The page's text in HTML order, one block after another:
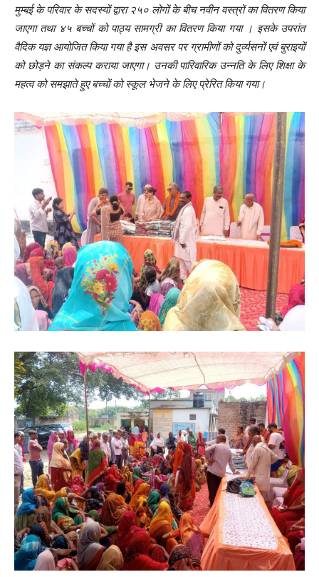
मुम्बई के परिवार के सदस्यों द्वारा २५० लोगों के बीच नवीन वस्त्रों का वितरण किया
जाएगा तथा ४५ बच्चों को पाठ्य सामग्री का वितरण किया गया । इसके उपरांत
वैदिक यज्ञ आयोजित किया गया है इस अवसर पर ग्रामीणों को दुर्व्यसनों एवं बुराइयों
को छोड़ने का संकल्प कराया जाएगा। उनकी पारिवारिक उन्नति के लिए शिक्षा के
महत्व को समझाते हुए बच्चों को स्कूल भेजने के लिए प्रेरित किया गया।